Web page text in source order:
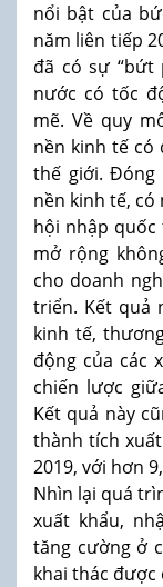
nổi bật của
năm liên tiếp
đã có sự “bứt
nước có tốc
mẽ. Về quy
nền kinh tế có
thế giới. Đóng
nền kinh tế,
hội nhập quốc
mở rộng
cho doanh
triển. Kết quả
kinh tế,
động của các
chiến lược
Kết quả này
thành tích
2019, với hơn
Nhìn lại quá
xuất khẩu,
tăng cường ở
khai thác